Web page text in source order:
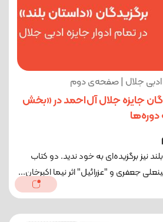
ادبی جلال | صفحه‌ی دوم
جایزه جلال آل‌احمد در «بخش
دوره‌ها
نیز برگزیده‌ای به خود ندید. دو کتاب
جعفری و "عزرائیل" اثر نیما اکبرخان...